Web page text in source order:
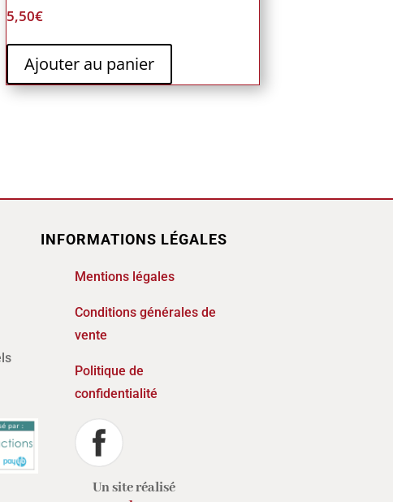
5,50€
Ajouter au panier
INFORMATIONS LÉGALES
Mentions légales
Conditions générales de
vente
Politique de
confidentialité
Un site réalisé